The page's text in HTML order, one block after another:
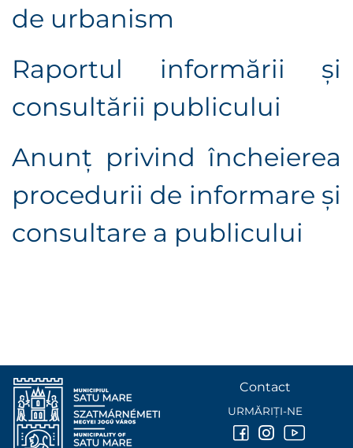
de urbanism
Raportul informării şi
consultării publicului
Anunţ privind încheierea
procedurii de informare şi
consultare a publicului
Contact
URMĂRIȚI-NE